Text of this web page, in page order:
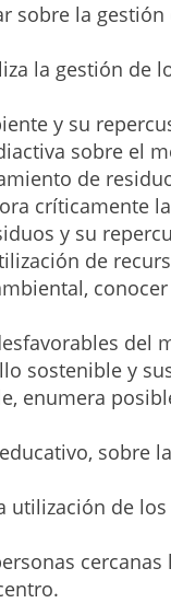
la
la gestión de
y su
sobre el
de
críticamente
y su
de
del
sostenible y
enumera
sobre
de